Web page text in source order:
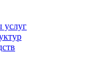
услуг